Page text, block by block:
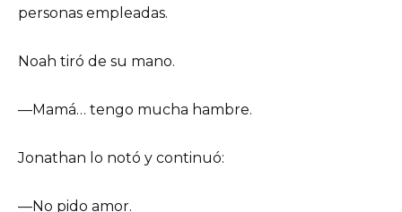
personas empleadas.
Noah tiró de su mano.
—Mamá… tengo mucha hambre.
Jonathan lo notó y continuó:
—No pido amor.